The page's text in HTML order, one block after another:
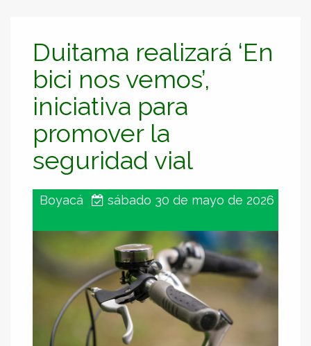
Duitama realizará ‘En
bici nos vemos’,
iniciativa para
promover la
seguridad vial
Boyacá sábado 30 de mayo de 2026